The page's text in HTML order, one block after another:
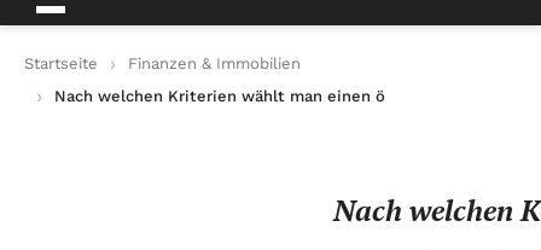
Startseite
Finanzen & Immobilien
Nach welchen Kriterien wählt man einen ökologischen
Nach welchen